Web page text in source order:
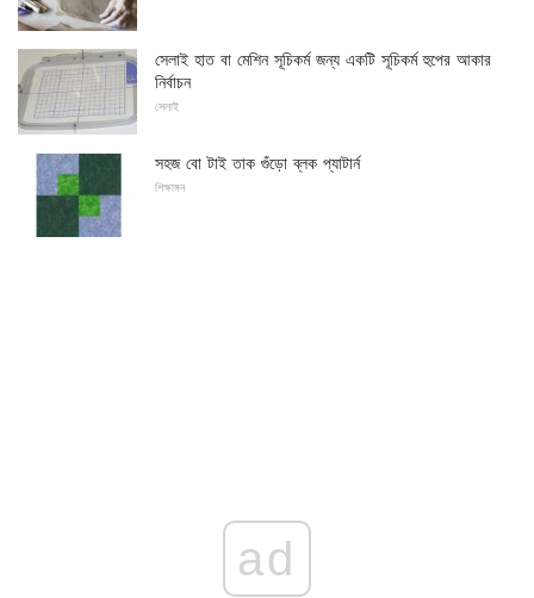
সেলাই হাত বা মেশিন সূচিকর্ম জন্য একটি সূচিকর্ম হুপের আকার
নির্বাচন
সেলাই
সহজ বো টাই তাক গুঁড়ো ব্লক প্যাটার্ন
শিক্ষাঙ্গন
ad